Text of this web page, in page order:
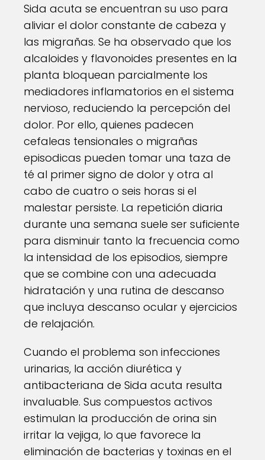
Sida acuta se encuentran su uso para
aliviar el dolor constante de cabeza y
las migrañas. Se ha observado que los
alcaloides y flavonoides presentes en la
planta bloquean parcialmente los
mediadores inflamatorios en el sistema
nervioso, reduciendo la percepción del
dolor. Por ello, quienes padecen
cefaleas tensionales o migrañas
episodicas pueden tomar una taza de
té al primer signo de dolor y otra al
cabo de cuatro o seis horas si el
malestar persiste. La repetición diaria
durante una semana suele ser suficiente
para disminuir tanto la frecuencia como
la intensidad de los episodios, siempre
que se combine con una adecuada
hidratación y una rutina de descanso
que incluya descanso ocular y ejercicios
de relajación.
Cuando el problema son infecciones
urinarias, la acción diurética y
antibacteriana de Sida acuta resulta
invaluable. Sus compuestos activos
estimulan la producción de orina sin
irritar la vejiga, lo que favorece la
eliminación de bacterias y toxinas en el